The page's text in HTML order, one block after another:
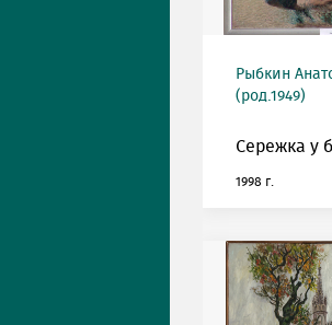
Рыбкин
(род.1949)
Сережка у
1998 г.